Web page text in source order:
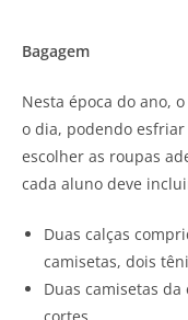
Bagagem
Nesta época do ano,
o dia, podendo
escolher as roupas
cada aluno deve
Duas calças
camisetas, dois
Duas camisetas
cortes.